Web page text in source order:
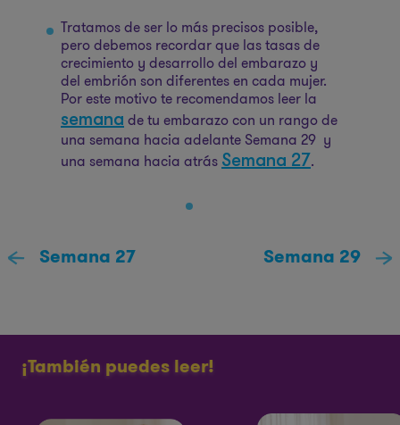
Tratamos de ser lo más precisos posible,
pero debemos recordar que las tasas de
crecimiento y desarrollo del embarazo y
del embrión son diferentes en cada mujer.
Por este motivo te recomendamos leer la
semana de tu embarazo con un rango de
una semana hacia adelante Semana 29 y
una semana hacia atrás Semana 27.
Semana 27 Semana 29
¡También puedes leer!